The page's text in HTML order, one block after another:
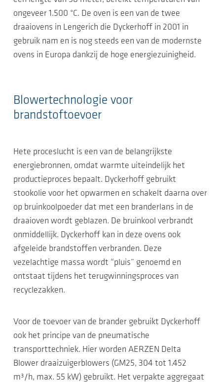
ongeveer 1.500 °C. De oven is een van de twee
draaiovens in Lengerich die Dyckerhoff in 2001 in
gebruik nam en is nog steeds een van de modernste
ovens in Europa dankzij de hoge energiezuinigheid.
Blowertechnologie voor
brandstoftoevoer
Hete proceslucht is een van de belangrijkste
energiebronnen, omdat warmte uiteindelijk het
productieproces bepaalt. Dyckerhoff gebruikt
stookolie voor het opwarmen en schakelt daarna over
op bruinkoolpoeder dat met een branderlans in de
draaioven wordt geblazen. De bruinkool verbrandt
onmiddellijk. Dyckerhoff kan in deze ovens ook
afgeleide brandstoffen verbranden. Deze
vezelachtige massa wordt “pluis” genoemd en
ontstaat tijdens het terugwinningsproces van
recyclezakken.
Voor de toevoer van de brander gebruikt Dyckerhoff
ook het principe van de pneumatische
transporttechniek. Hier worden AERZEN Delta
Blower draaizuigerblowers (GM25, 304 tot 1.452
m³/h, max. 55 kW) gebruikt. Het verpakte aggregaat